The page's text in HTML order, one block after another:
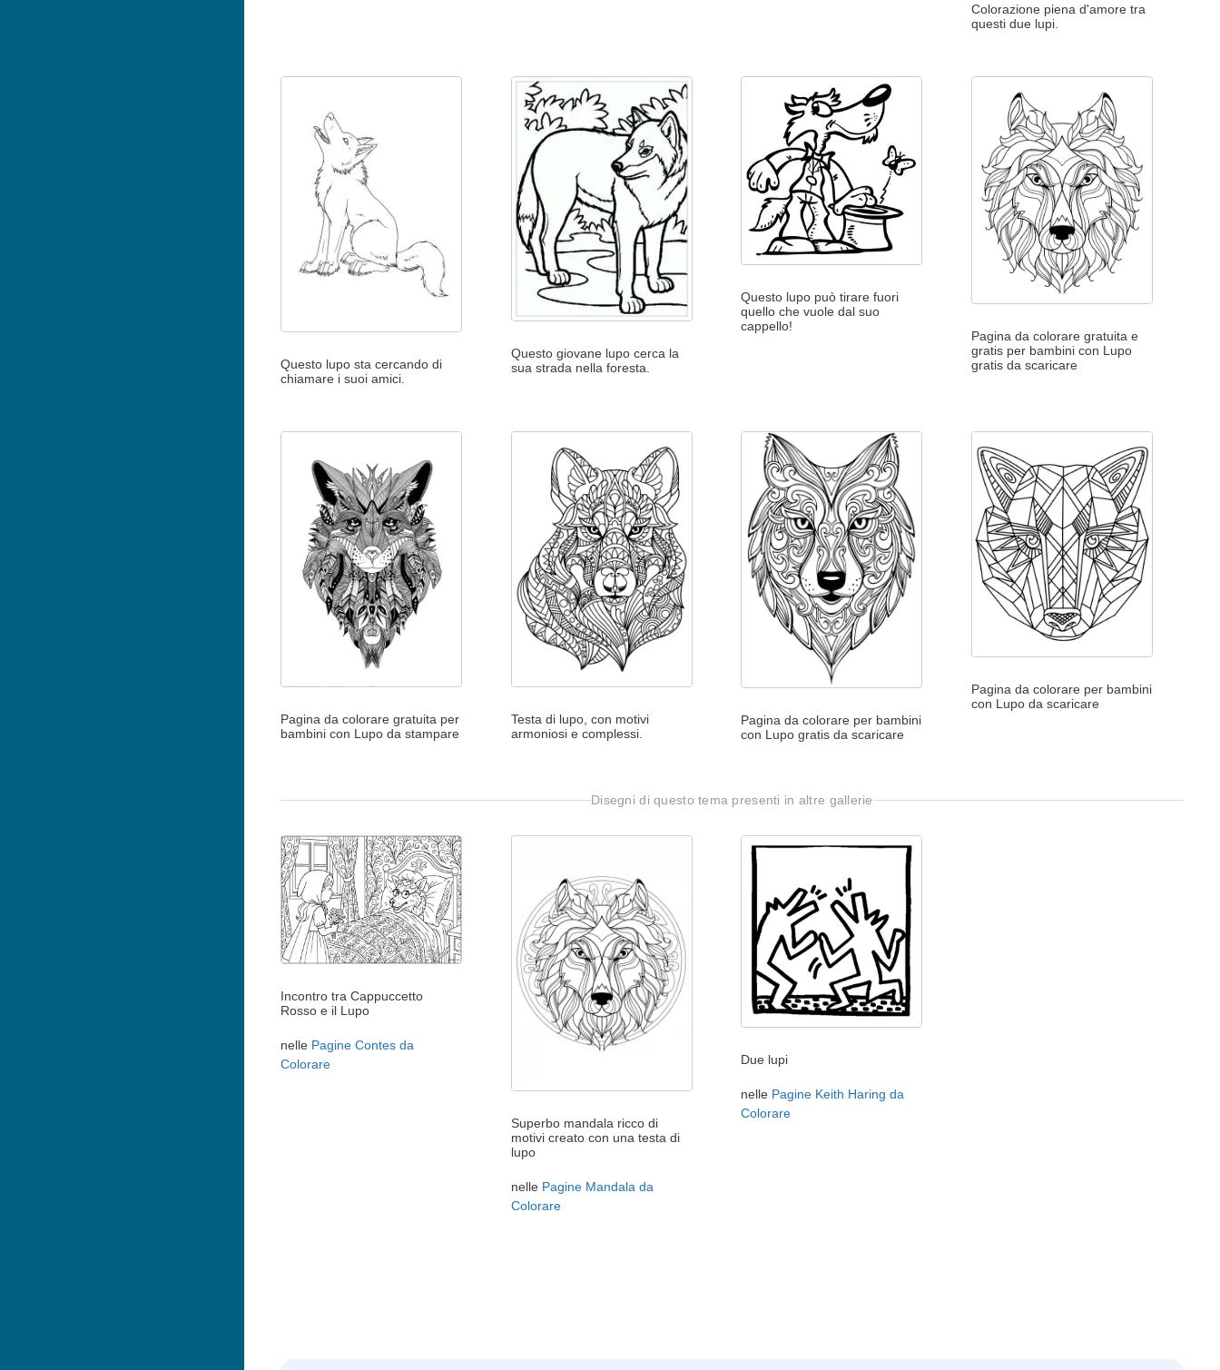
Colorazione piena d'amore tra
questi due lupi.
Questo lupo sta cercando di
chiamare i suoi amici.
Questo giovane lupo cerca la
sua strada nella foresta.
Questo lupo può tirare fuori
quello che vuole dal suo
cappello!
Pagina da colorare gratuita e
gratis per bambini con Lupo
gratis da scaricare
Pagina da colorare gratuita per
bambini con Lupo da stampare
Testa di lupo, con motivi
armoniosi e complessi.
Pagina da colorare per bambini
con Lupo gratis da scaricare
Pagina da colorare per bambini
con Lupo da scaricare
Disegni di questo tema presenti in altre gallerie
Incontro tra Cappuccetto
Rosso e il Lupo
nelle Pagine Contes da
Colorare
Superbo mandala ricco di
motivi creato con una testa di
lupo
nelle Pagine Mandala da
Colorare
Due lupi
nelle Pagine Keith Haring da
Colorare